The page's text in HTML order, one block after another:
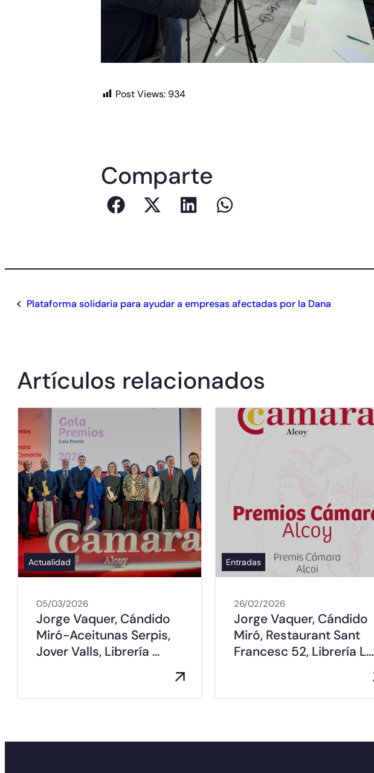
Post Views: 934
Comparte
Plataforma solidaria para ayudar a empresas afectadas por la Dana
Artículos relacionados
Actualidad
05/03/2026
Jorge Vaquer, Cándido
Miró-Aceitunas Serpis,
Jover Valls, Librería …
Entradas
26/02/2026
Jorge Vaquer, Cándido
Miró, Restaurant Sant
Francesc 52, Librería L…